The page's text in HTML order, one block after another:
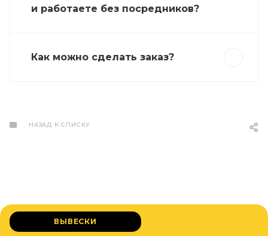
и работаете без посредников?
Как можно сделать заказ?
НАЗАД К СПИСКУ
ВЫВЕСКИ